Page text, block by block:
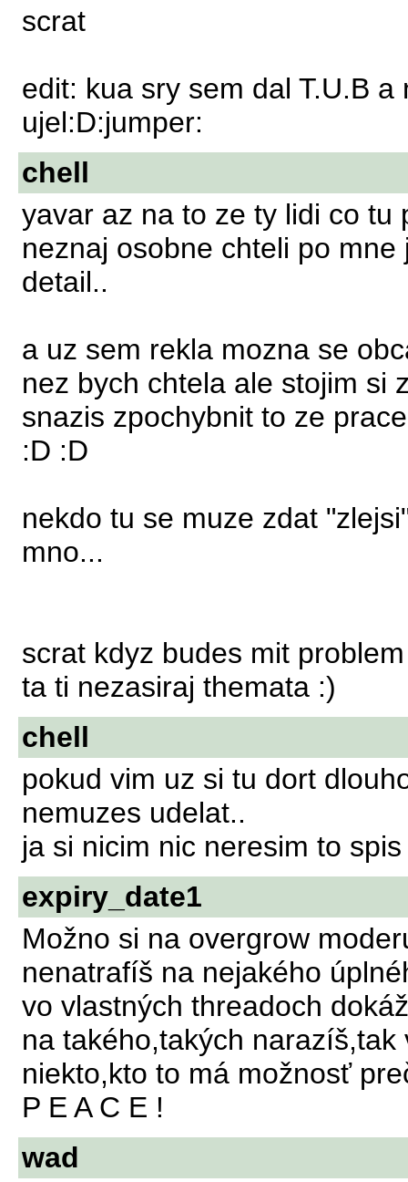
scrat
edit: kua sry sem dal T.U.B
ujel:D:jumper:
chell
yavar az na to ze ty lidi co tu
neznaj osobne chteli po
detail..
a uz sem rekla mozna se
nez bych chtela ale stojim si
snazis zpochybnit to ze
:D :D
nekdo tu se muze zdat
mno...
scrat kdyz budes mit
ta ti nezasiraj themata :)
chell
pokud vim uz si tu dort
nemuzes udelat..
ja si nicim nic neresim to spis
expiry_date1
Možno si na overgrow
nenatrafíš na nejakého
vo vlastných threadoch
na takého,takých
niekto,kto to má možnosť
P E A C E !
wad